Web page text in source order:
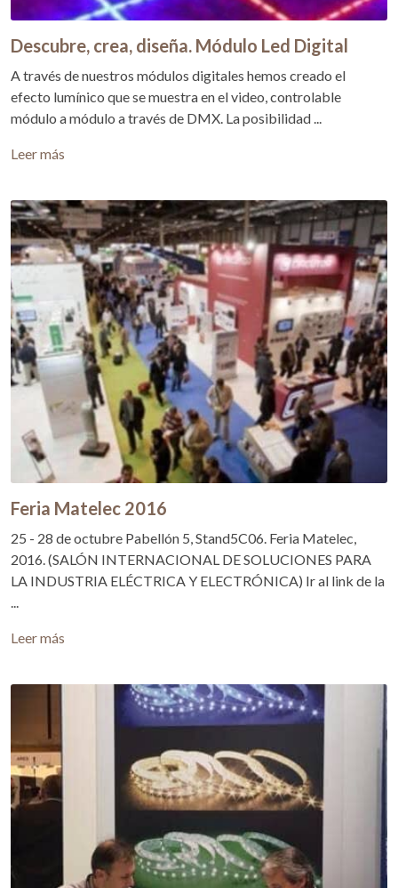
Descubre, crea, diseña. Módulo Led Digital
A través de nuestros módulos digitales hemos creado el
efecto lumínico que se muestra en el video, controlable
módulo a módulo a través de DMX. La posibilidad ...
Leer más
Feria Matelec 2016
25 - 28 de octubre Pabellón 5, Stand5C06. Feria Matelec,
2016. (SALÓN INTERNACIONAL DE SOLUCIONES PARA
LA INDUSTRIA ELÉCTRICA Y ELECTRÓNICA) Ir al link de la
...
Leer más